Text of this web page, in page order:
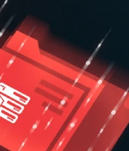
VIKEND